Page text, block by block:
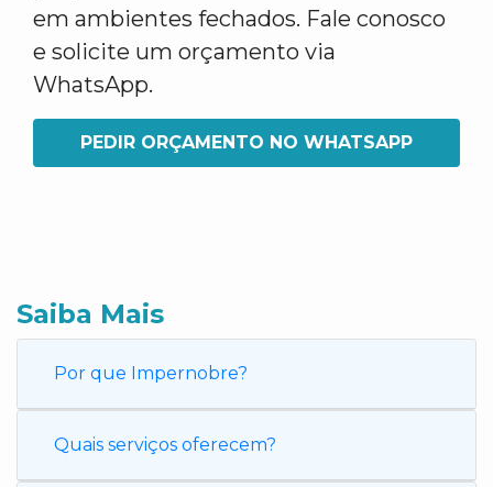
em ambientes fechados. Fale conosco
e solicite um orçamento via
WhatsApp.
PEDIR ORÇAMENTO NO WHATSAPP
Saiba Mais
Por que Impernobre?
Quais serviços oferecem?